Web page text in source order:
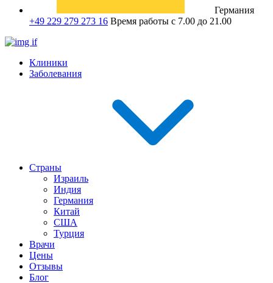
Германия
+49 229 279 273 16 Время работы с 7.00 до 21.00
Клиники
Заболевания
Страны
Израиль
Индия
Германия
Китай
США
Турция
Врачи
Цены
Отзывы
Блог